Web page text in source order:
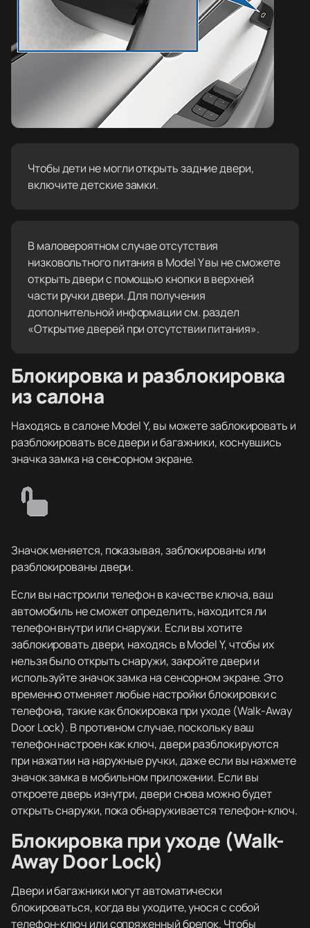
Чтобы дети не могли открыть задние двери,
включите детские замки.
В маловероятном случае отсутствия
низковольтного питания в Model Y вы не сможете
открыть двери с помощью кнопки в верхней
части ручки двери. Для получения
дополнительной информации см. раздел
«Открытие дверей при отсутствии питания».
Блокировка и разблокировка
из салона
Находясь в салоне Model Y, вы можете заблокировать и
разблокировать все двери и багажники, коснувшись
значка замка на сенсорном экране.
Значок меняется, показывая, заблокированы или
разблокированы двери.
Если вы настроили телефон в качестве ключа, ваш
автомобиль не сможет определить, находится ли
телефон внутри или снаружи. Если вы хотите
заблокировать двери, находясь в Model Y, чтобы их
нельзя было открыть снаружи, закройте двери и
используйте значок замка на сенсорном экране. Это
временно отменяет любые настройки блокировки с
телефона, такие как блокировка при уходе (Walk-Away
Door Lock). В противном случае, поскольку ваш
телефон настроен как ключ, двери разблокируются
при нажатии на наружные ручки, даже если вы нажмете
значок замка в мобильном приложении. Если вы
откроете дверь изнутри, двери снова можно будет
открыть снаружи, пока обнаруживается телефон-ключ.
Блокировка при уходе (Walk-
Away Door Lock)
Двери и багажники могут автоматически
блокироваться, когда вы уходите, унося с собой
телефон-ключ или сопряженный брелок. Чтобы